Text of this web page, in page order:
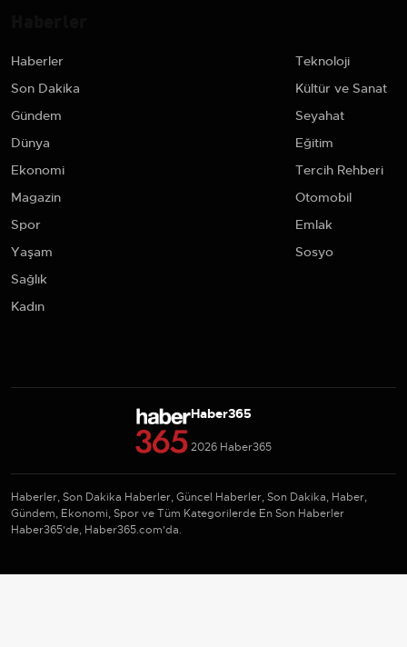
Haberler
Son Dakika
Gündem
Dünya
Ekonomi
Magazin
Spor
Yaşam
Sağlık
Kadın
Teknoloji
Kültür ve Sanat
Seyahat
Eğitim
Tercih Rehberi
Otomobil
Emlak
Sosyo
Haber365
2026 Haber365
Haberler, Son Dakika Haberler, Güncel Haberler, Son Dakika, Haber,
Gündem, Ekonomi, Spor ve Tüm Kategorilerde En Son Haberler
Haber365'de, Haber365.com'da.